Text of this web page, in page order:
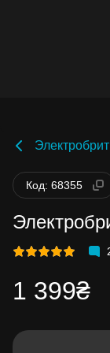
Код: 68355
1 399₴